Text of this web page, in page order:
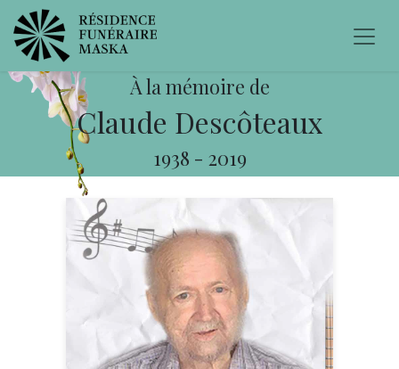
À la mémoire de
Claude Descôteaux
1938 - 2019